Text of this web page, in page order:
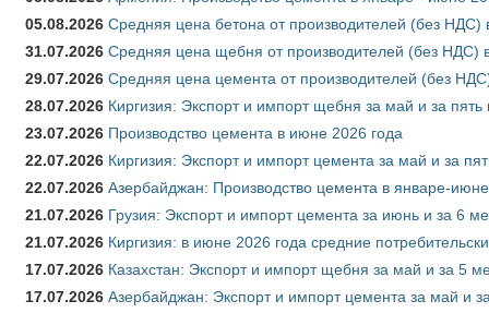
05.08.2026 Средняя цена бетона от производителей (без НДС)
31.07.2026 Средняя цена щебня от производителей (без НДС)
29.07.2026 Средняя цена цемента от производителей (без
28.07.2026 Киргизия: Экспорт и импорт щебня за май и за
23.07.2026 Производство цемента в июне 2026 года
22.07.2026 Киргизия: Экспорт и импорт цемента за май и за
22.07.2026 Азербайджан: Производство цемента в январе-
21.07.2026 Грузия: Экспорт и импорт цемента за июнь и за 6
21.07.2026 Киргизия: в июне 2026 года средние
17.07.2026 Казахстан: Экспорт и импорт щебня за май и за 5
17.07.2026 Азербайджан: Экспорт и импорт цемента за май и